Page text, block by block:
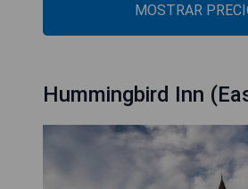
MOSTRAR
Hummingbird Inn